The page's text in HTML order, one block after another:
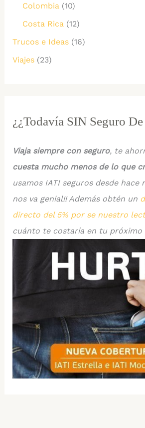
Colombia(10)
Costa Rica(12)
Trucos e Ideas(16)
Viajes(23)
¿¿Todavía SIN Seguro
Viaja siempre con seguro, te
cuesta mucho menos de lo que
usamos IATI seguros desde hace
nos va genial!! Además obtén un
directo del 5% por se nuestro
cuánto te costaría en tu próximo